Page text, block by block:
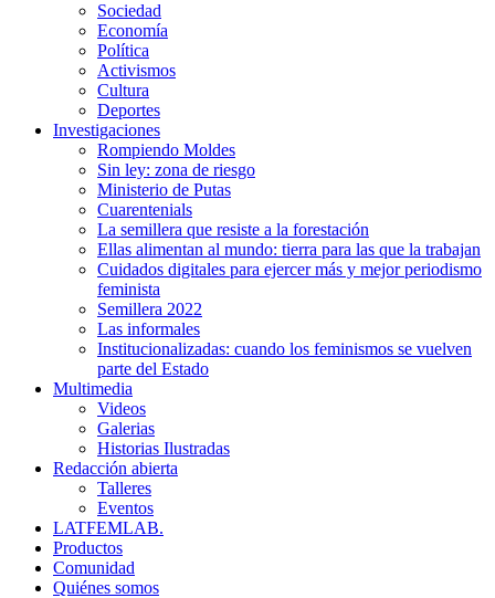
Sociedad
Economía
Política
Activismos
Cultura
Deportes
Investigaciones
Rompiendo Moldes
Sin ley: zona de riesgo
Ministerio de Putas
Cuarentenials
La semillera que resiste a la forestación
Ellas alimentan al mundo: tierra para las que la trabajan
Cuidados digitales para ejercer más y mejor periodismo
feminista
Semillera 2022
Las informales
Institucionalizadas: cuando los feminismos se vuelven
parte del Estado
Multimedia
Videos
Galerias
Historias Ilustradas
Redacción abierta
Talleres
Eventos
LATFEMLAB.
Productos
Comunidad
Quiénes somos